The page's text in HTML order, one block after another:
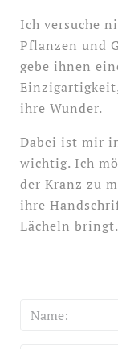
Ich versuche
Pflanzen und
gebe ihnen
ihre Wunder.
Dabei ist mir
wichtig. Ich
der Kranz zu
ihre
Lächeln bringt.